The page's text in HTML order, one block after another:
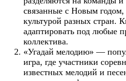
связанные с Новым
культурой разных стран.
адаптировать под любые
коллектива.
«Угадай мелодию» —
игра, где участники
известных мелодий и